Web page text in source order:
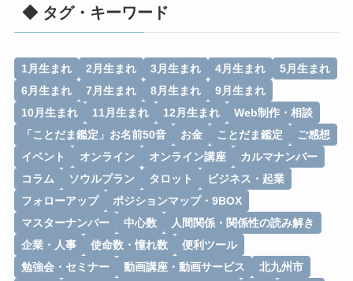
◆ タグ・キーワード
1月生まれ 2月生まれ 3月生まれ 4月生まれ
5月生まれ
6月生まれ
7月生まれ 8月生まれ
9月生まれ
10月生まれ
11月生まれ 12月生まれ
Web制作・相談
「ことだま鑑定」お名前50音
お金 ことだま鑑定
ご感想
イベント
オンライン オンライン講座
カルマナンバー
コラム
ソウルプラン タロット
ビジネス・起業
フォローアップ
ポジションマップ・9BOX
マスターナンバー
中心数
人間関係・関係性の読み解き
企業・人事
使命数・憧れ数
便利ツール
勉強会・セミナー
動画講座・動画サービス
北九州市